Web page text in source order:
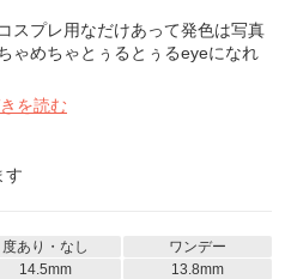
スプレ用なだけあって発色は写真
ゃめちゃとぅるとぅるeyeになれ
を読む
す
度あり・なし
ワンデー
14.5mm
13.8mm